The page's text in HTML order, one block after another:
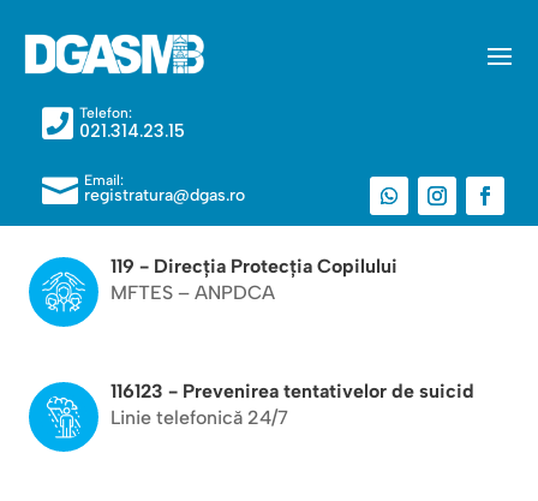
 Telefon:
021.314.23.15
 Email:
registratura@dgas.ro
119 - Direcția Protecția Copilului
MFTES – ANPDCA
116123 - Prevenirea tentativelor de suicid
Linie telefonică 24/7